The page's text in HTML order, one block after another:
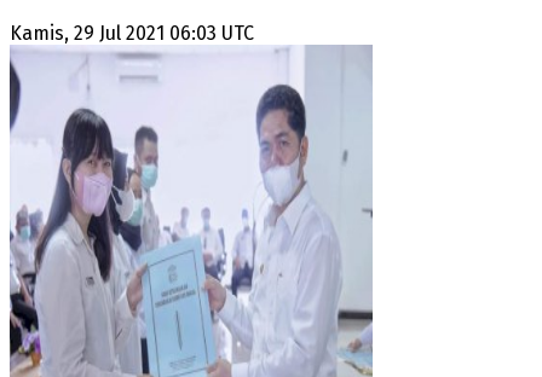
Kamis, 29 Jul 2021 06:03 UTC